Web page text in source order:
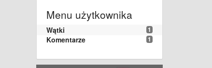
Menu użytkownika
1
Wątki
1
Komentarze